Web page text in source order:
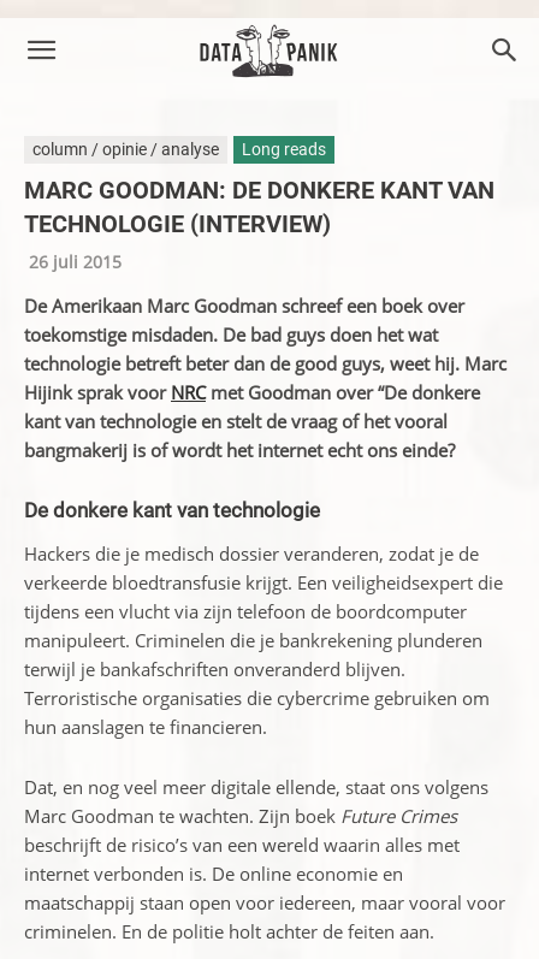
column / opinie / analyse Long reads
MARC GOODMAN: DE DONKERE KANT VAN
TECHNOLOGIE (INTERVIEW)
26 juli 2015
De Amerikaan Marc Goodman schreef een boek over
toekomstige misdaden. De bad guys doen het wat
technologie betreft beter dan de good guys, weet hij. Marc
Hijink sprak voor NRCmet Goodman over “De donkere
kant van technologie en stelt de vraag of het vooral
bangmakerij is of wordt het internet echt ons einde?
De donkere kant van technologie
Hackers die je medisch dossier veranderen, zodat je de
verkeerde bloedtransfusie krijgt. Een veiligheidsexpert die
tijdens een vlucht via zijn telefoon de boordcomputer
manipuleert. Criminelen die je bankrekening plunderen
terwijl je bankafschriften onveranderd blijven.
Terroristische organisaties die cybercrime gebruiken om
hun aanslagen te financieren.
Dat, en nog veel meer digitale ellende, staat ons volgens
Marc Goodman te wachten. Zijn boek Future Crimes
beschrijft de risico’s van een wereld waarin alles met
internet verbonden is. De online economie en
maatschappij staan open voor iedereen, maar vooral voor
criminelen. En de politie holt achter de feiten aan.